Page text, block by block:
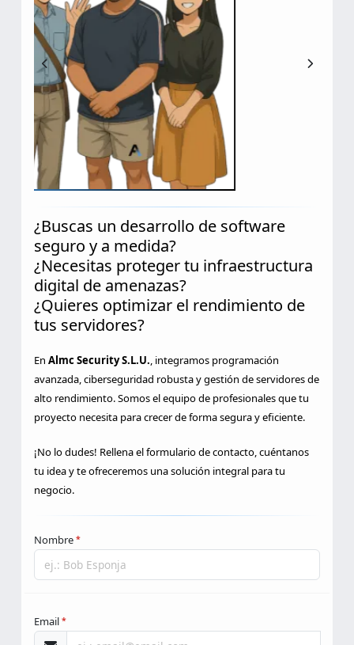
¿Buscas un desarrollo de software
seguro y a medida?
¿Necesitas proteger tu infraestructura
digital de amenazas?
¿Quieres optimizar el rendimiento de
EnAlmc Security S.L.U., integramos programación
avanzada, ciberseguridad robusta y gestión de servidores de
alto rendimiento. Somos el equipo de profesionales que tu
¡No lo dudes! Rellena el formulario de contacto, cuéntanos
tu idea y te ofreceremos una solución integral para tu
Nombre
Email